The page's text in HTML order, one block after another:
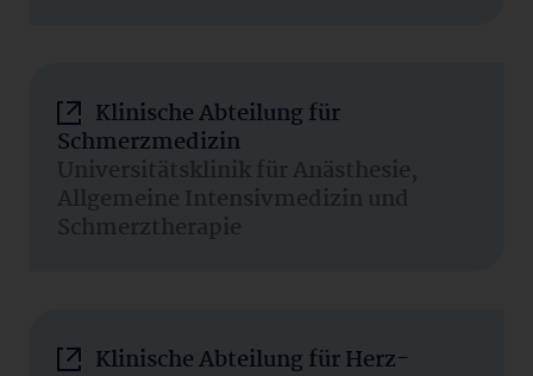
Klinische Abteilung für
Schmerzmedizin
Universitätsklinik für Anästhesie,
Allgemeine Intensivmedizin und
Schmerztherapie
Klinische Abteilung für Herz-